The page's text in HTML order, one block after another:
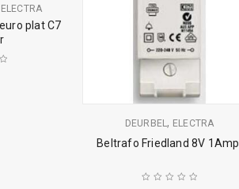
ELECTRA
plat C7
DEURBEL, ELECTRA
Beltrafo Friedland 8V 1Amp.